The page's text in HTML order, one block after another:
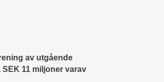
av utgående
11 miljoner varav